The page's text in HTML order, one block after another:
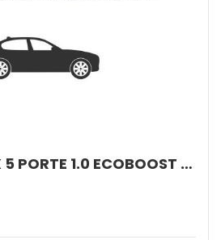
PUMA ST-LINE X 5 PORTE 1.0 ECOBOOST HYBRID 125CV MANUALE A 6 RAPPORTI